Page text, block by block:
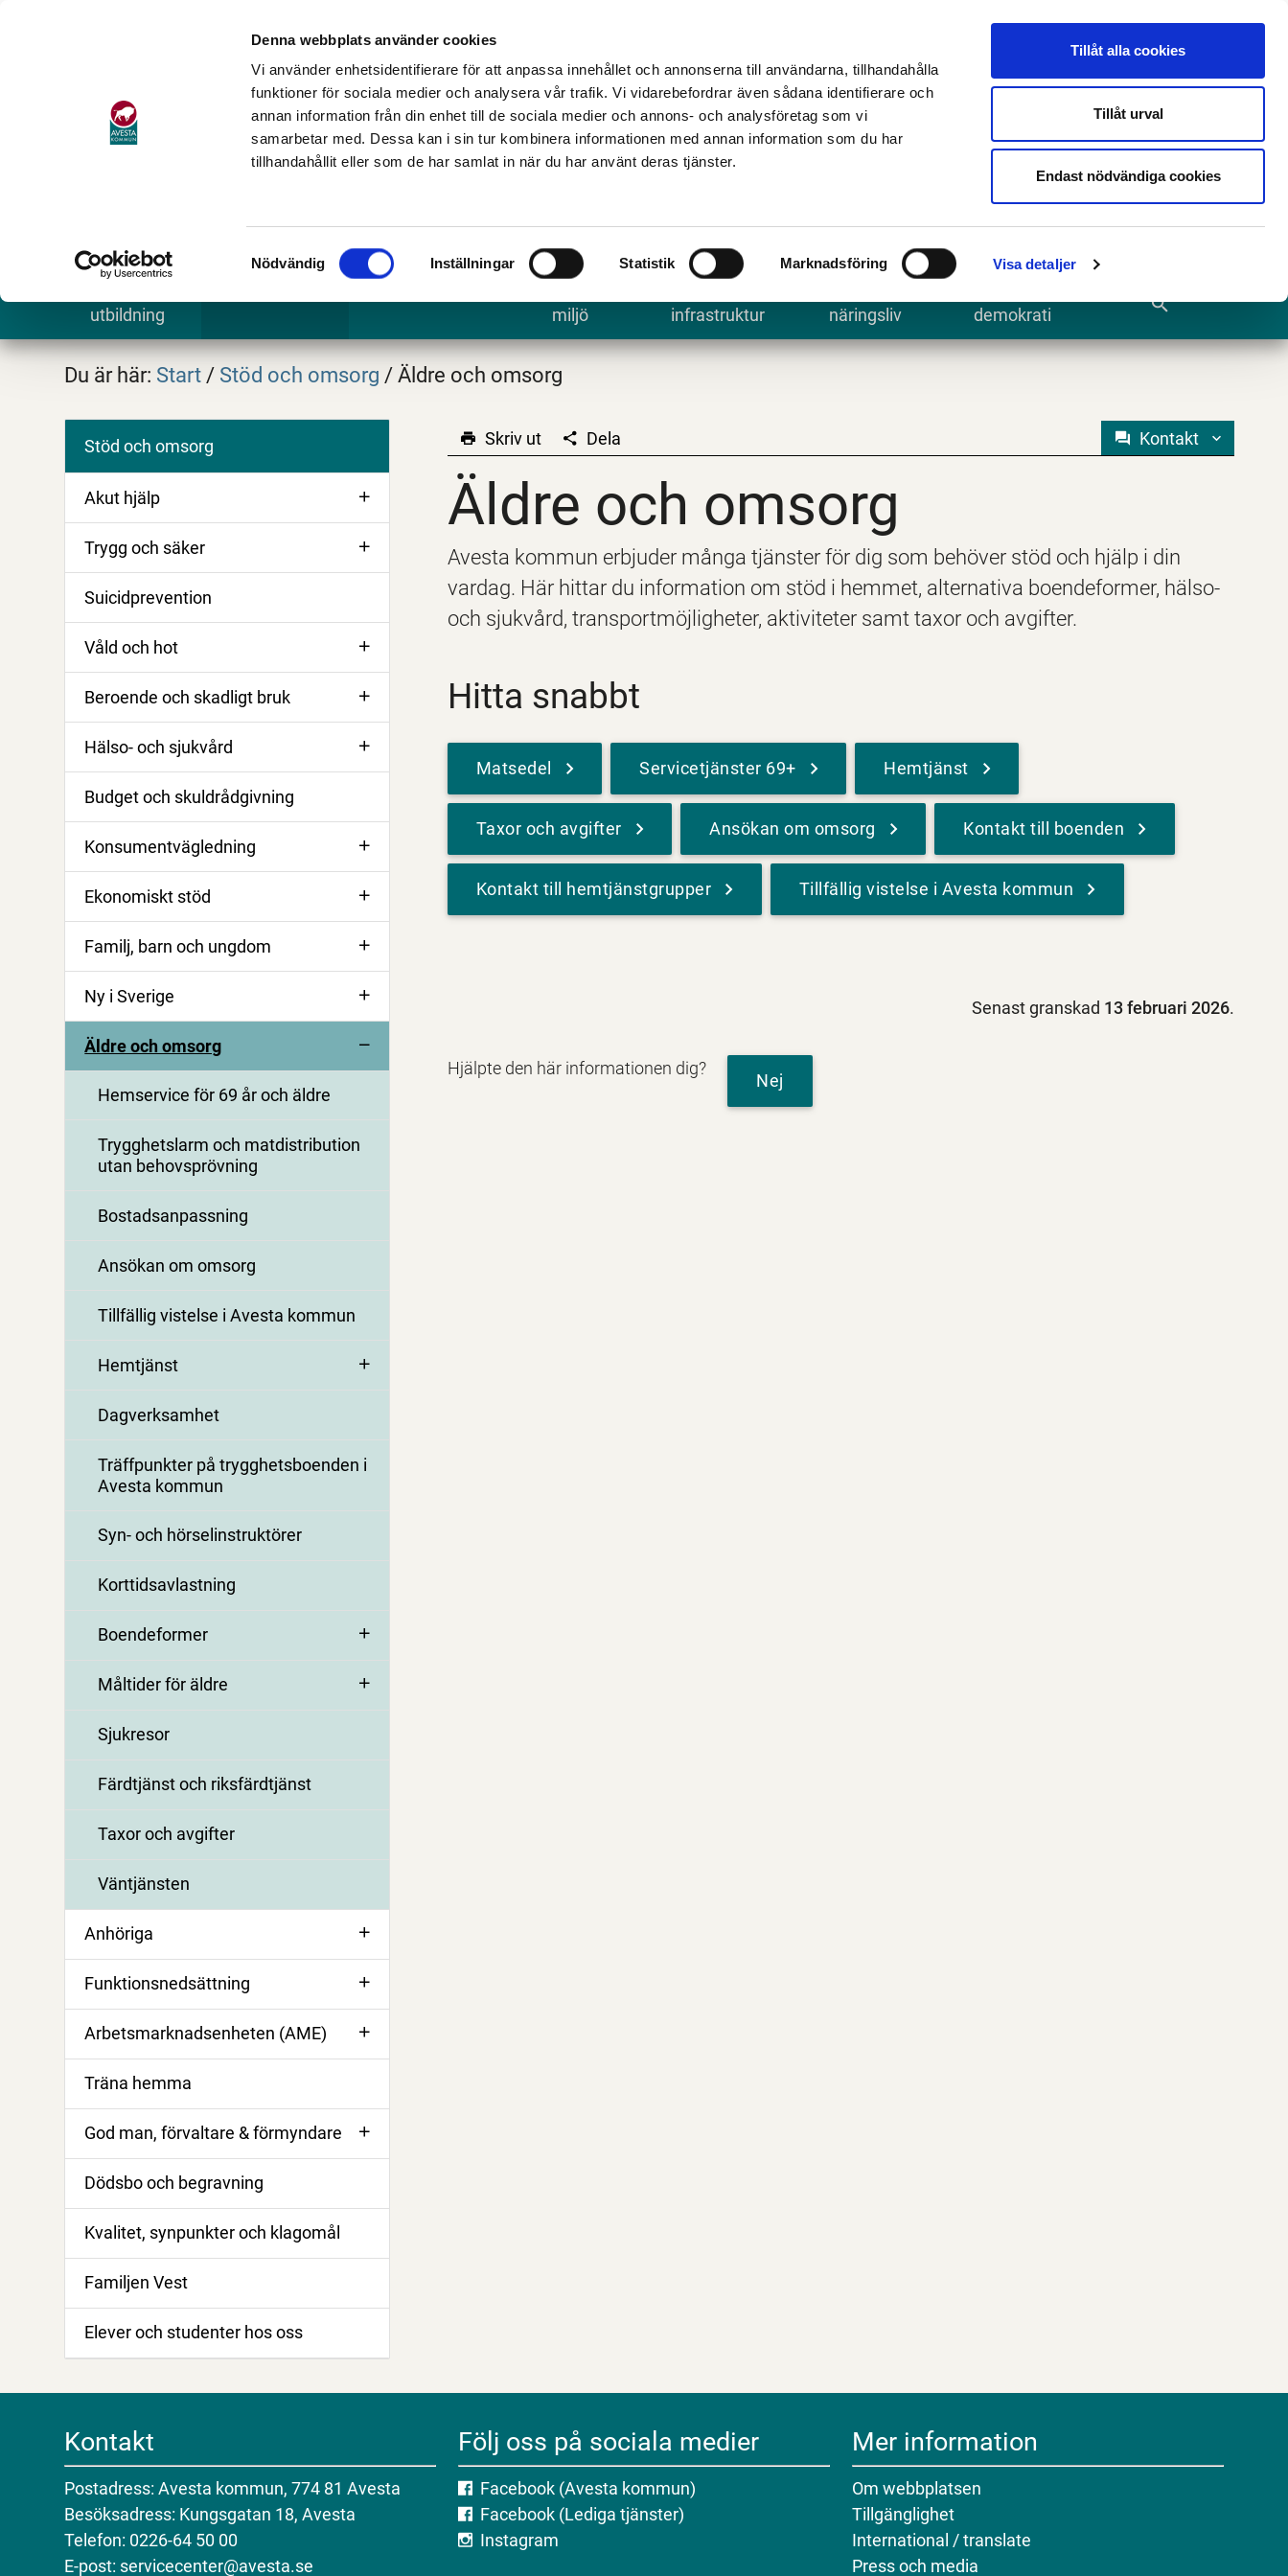
Denna webbplats använder cookies
Vi använder enhetsidentifierare för att anpassa innehållet och annonserna till användarna, tillhandahålla
funktioner för sociala medier och analysera vår trafik. Vi vidarebefordrar även sådana identifierare och
annan information från din enhet till de sociala medier och annons- och analysföretag som vi
samarbetar med. Dessa kan i sin tur kombinera informationen med annan information som du har
tillhandahållit eller som de har samlat in när du har använt deras tjänster.
Samtyckesval
Nödvändig Inställningar Statistik Marknadsföring Visa detaljer
Tillåt alla cookies
Tillåt urval
Endast nödvändiga cookies
E-tjänster och blanketter Translate
Sök
utbildning
miljö
infrastruktur
näringsliv
demokrati
search
Du är här: Start / Stöd och omsorg / Äldre och omsorg
Stöd och omsorg
Akut hjälp
Trygg och säker
Suicidprevention
Våld och hot
Beroende och skadligt bruk
Hälso- och sjukvård
Budget och skuldrådgivning
Konsumentvägledning
Ekonomiskt stöd
Familj, barn och ungdom
Ny i Sverige
Äldre och omsorg
Hemservice för 69 år och äldre
Trygghetslarm och matdistribution
utan behovsprövning
Bostadsanpassning
Ansökan om omsorg
Tillfällig vistelse i Avesta kommun
Hemtjänst
Dagverksamhet
Träffpunkter på trygghetsboenden i
Avesta kommun
Syn- och hörselinstruktörer
Korttidsavlastning
Boendeformer
Måltider för äldre
Sjukresor
Färdtjänst och riksfärdtjänst
Taxor och avgifter
Väntjänsten
Anhöriga
Funktionsnedsättning
Arbetsmarknadsenheten (AME)
Träna hemma
God man, förvaltare & förmyndare
Dödsbo och begravning
Kvalitet, synpunkter och klagomål
Familjen Vest
Elever och studenter hos oss
Äldre och omsorg
Skriv ut Dela Kontakt
Äldre och omsorg
Avesta kommun erbjuder många tjänster för dig som behöver stöd och hjälp i din
vardag. Här hittar du information om stöd i hemmet, alternativa boendeformer, hälso-
och sjukvård, transportmöjligheter, aktiviteter samt taxor och avgifter.
Hitta snabbt
Matsedel Servicetjänster 69+ Hemtjänst
Taxor och avgifter Ansökan om omsorg Kontakt till boenden
Kontakt till hemtjänstgrupper Tillfällig vistelse i Avesta kommun
Senast granskad 13 februari 2026.
Hjälpte den här informationen dig?
Nej
Kontakt
Postadress: Avesta kommun, 774 81 Avesta
Besöksadress: Kungsgatan 18, Avesta
Telefon: 0226-64 50 00
E-post: servicecenter@avesta.se
Följ oss på sociala medier
Facebook (Avesta kommun)
Facebook (Lediga tjänster)
Instagram
Mer information
Om webbplatsen
Tillgänglighet
International / translate
Press och media